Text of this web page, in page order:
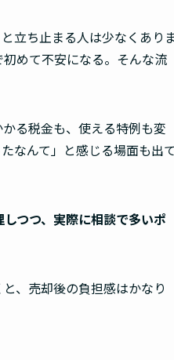
立ち止まる人は少なくあり
めて不安になる。そんな流
る税金も、使える特例も変
なんて」と感じる場面も出
つつ、実際に相談で多いポ
、売却後の負担感はかなり